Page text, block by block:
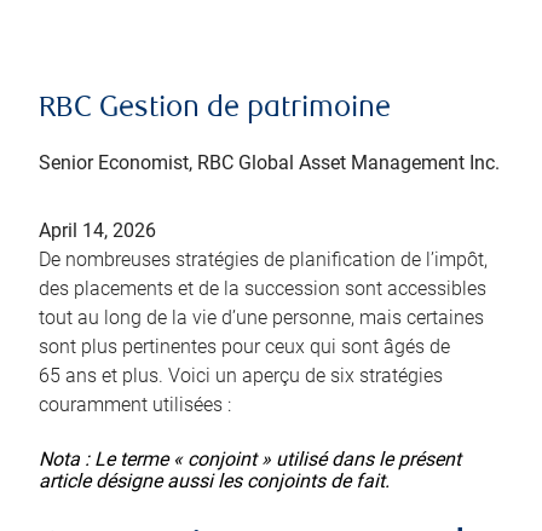
RBC Gestion de patrimoine
Senior Economist, RBC Global Asset Management Inc.
April 14, 2026
De nombreuses stratégies de planification de l’impôt,
des placements et de la succession sont accessibles
tout au long de la vie d’une personne, mais certaines
sont plus pertinentes pour ceux qui sont âgés de
65 ans et plus. Voici un aperçu de six stratégies
couramment utilisées :
Nota : Le terme « conjoint » utilisé dans le présent
article désigne aussi les conjoints de fait.